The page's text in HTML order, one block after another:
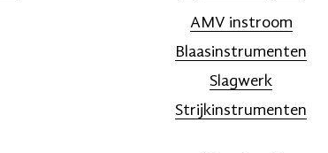
AMV instroom
Blaasinstrumenten
Slagwerk
Strijkinstrumenten